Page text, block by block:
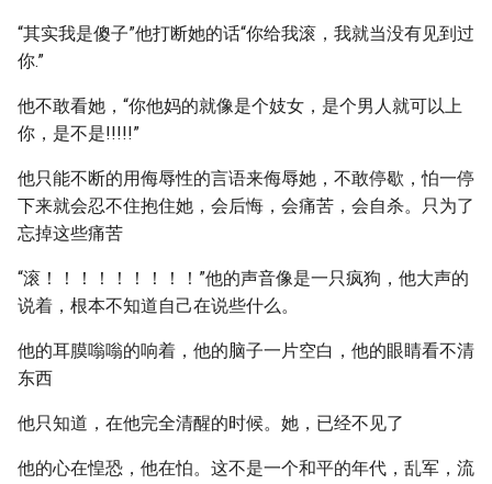
“其实我是傻子”他打断她的话“你给我滚，我就当没有见到过
你.”
他不敢看她，“你他妈的就像是个妓女，是个男人就可以上
你，是不是!!!!!”
他只能不断的用侮辱性的言语来侮辱她，不敢停歇，怕一停
下来就会忍不住抱住她，会后悔，会痛苦，会自杀。只为了
忘掉这些痛苦
“滚！！！！！！！！！”他的声音像是一只疯狗，他大声的
说着，根本不知道自己在说些什么。
他的耳膜嗡嗡的响着，他的脑子一片空白，他的眼睛看不清
东西
他只知道，在他完全清醒的时候。她，已经不见了
他的心在惶恐，他在怕。这不是一个和平的年代，乱军，流